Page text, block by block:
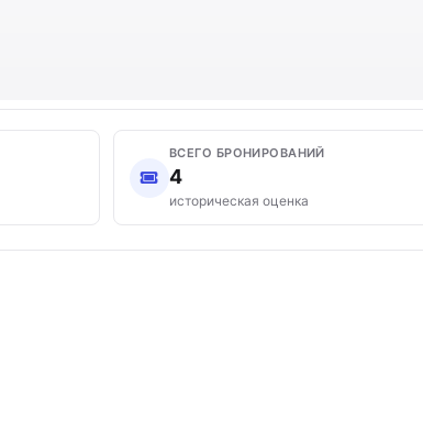
ВСЕГО БРОНИРОВАНИЙ
4
историческая оценка